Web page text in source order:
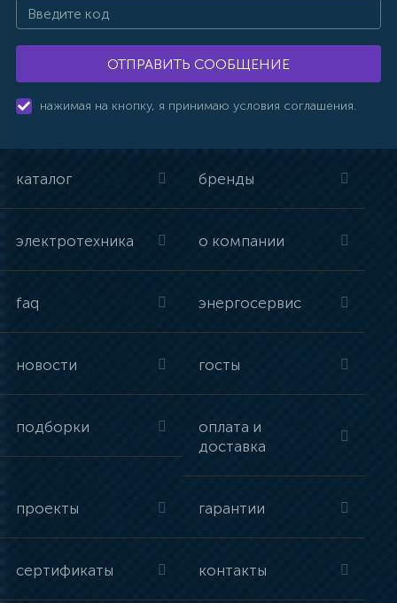
ОТПРАВИТЬ СООБЩЕНИЕ
нажимая на кнопку, я принимаю условия соглашения.
каталог бренды
электротехника о компании
faq энергосервис
новости госты
подборки
оплата и
доставка
проекты гарантии
сертификаты контакты